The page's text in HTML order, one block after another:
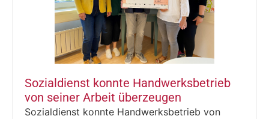
Sozialdienst konnte Handwerksbetrieb
von seiner Arbeit überzeugen
Sozialdienst konnte Handwerksbetrieb von